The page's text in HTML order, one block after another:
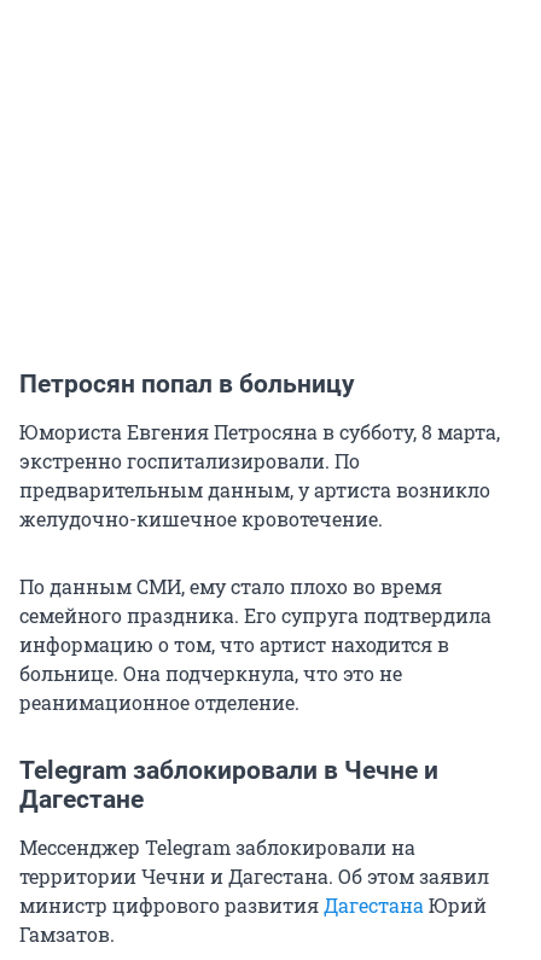
Петросян попал в больницу
Юмориста Евгения Петросяна в субботу, 8 марта,
экстренно госпитализировали. По
предварительным данным, у артиста возникло
желудочно-кишечное кровотечение.
По данным СМИ, ему стало плохо во время
семейного праздника. Его супруга подтвердила
информацию о том, что артист находится в
больнице. Она подчеркнула, что это не
реанимационное отделение.
Telegram заблокировали в Чечне и
Дагестане
Мессенджер Telegram заблокировали на
территории Чечни и Дагестана. Об этом заявил
министр цифрового развитияДагестана Юрий
Гамзатов.